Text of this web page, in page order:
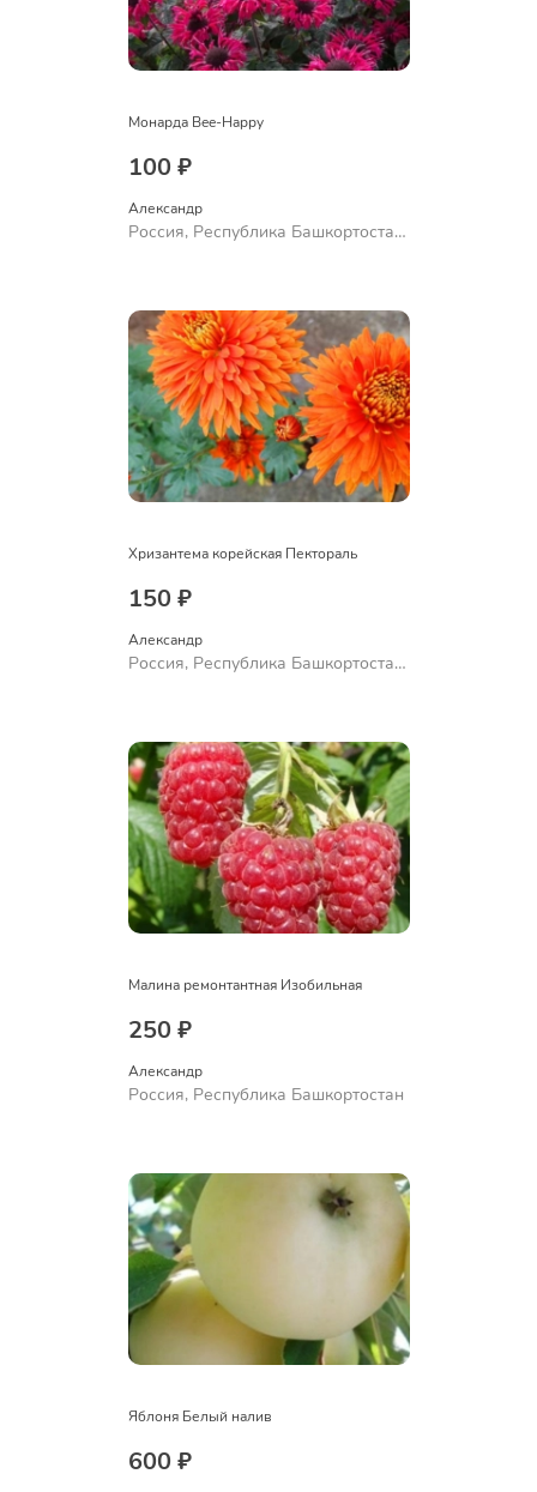
Монарда Bee-Happy
100 ₽
Александр
Россия, Республика Башкортостан,
Хризантема корейская Пектораль
150 ₽
Александр
Россия, Республика Башкортостан,
Малина ремонтантная Изобильная
250 ₽
Александр
Россия, Республика Башкортостан
Яблоня Белый налив
600 ₽